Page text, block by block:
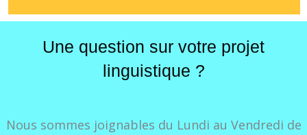
Une question sur votre projet
linguistique ?
Nous sommes joignables du Lundi au Vendredi de